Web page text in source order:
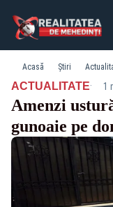
Acasă Știri
ACTUALITATE· 1
Amenzi
gunoaie pe